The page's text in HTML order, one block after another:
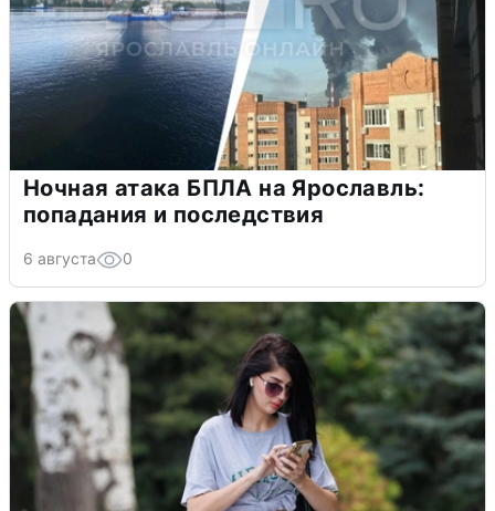
Ночная атака БПЛА на Ярославль:
попадания и последствия
6 августа 0